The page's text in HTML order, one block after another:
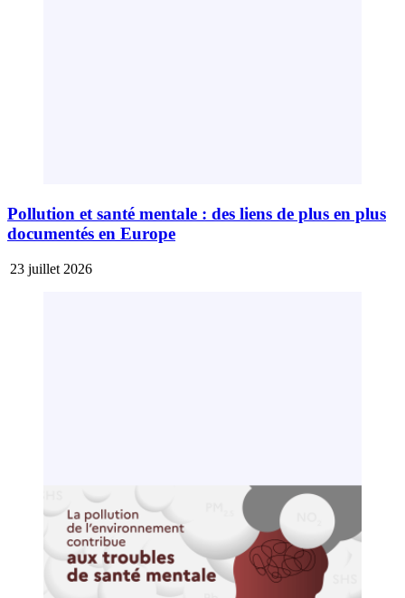
Pollution et santé mentale : des liens de plus en plus
documentés en Europe
23 juillet 2026